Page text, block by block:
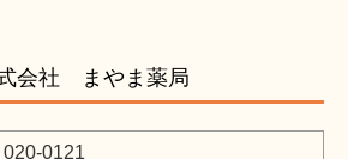
会社 まやま薬局
020-0121